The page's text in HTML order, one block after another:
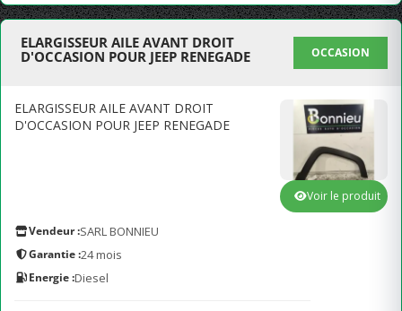
ELARGISSEUR AILE AVANT DROIT
D'OCCASION POUR JEEP RENEGADE
OCCASION
ELARGISSEUR AILE AVANT DROIT
D'OCCASION POUR JEEP RENEGADE
Vendeur :SARL BONNIEU
Garantie :24 mois
Energie :Diesel
Voir le produit